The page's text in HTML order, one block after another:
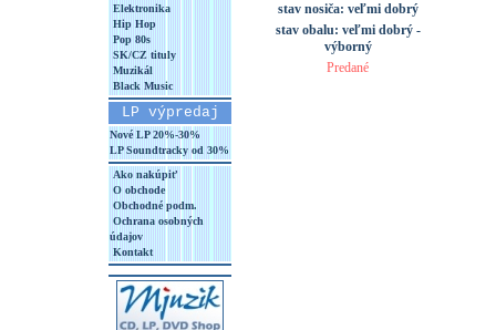
Elektronika
Hip Hop
Pop 80s
SK/CZ tituly
Muzikál
Black Music
LP výpredaj
Nové LP 20%-30%
LP Soundtracky od 30%
Ako nakúpiť
O obchode
Obchodné podm.
Ochrana osobných
údajov
Kontakt
stav nosiča: veľmi dobrý
stav obalu: veľmi dobrý -
výborný
Predané